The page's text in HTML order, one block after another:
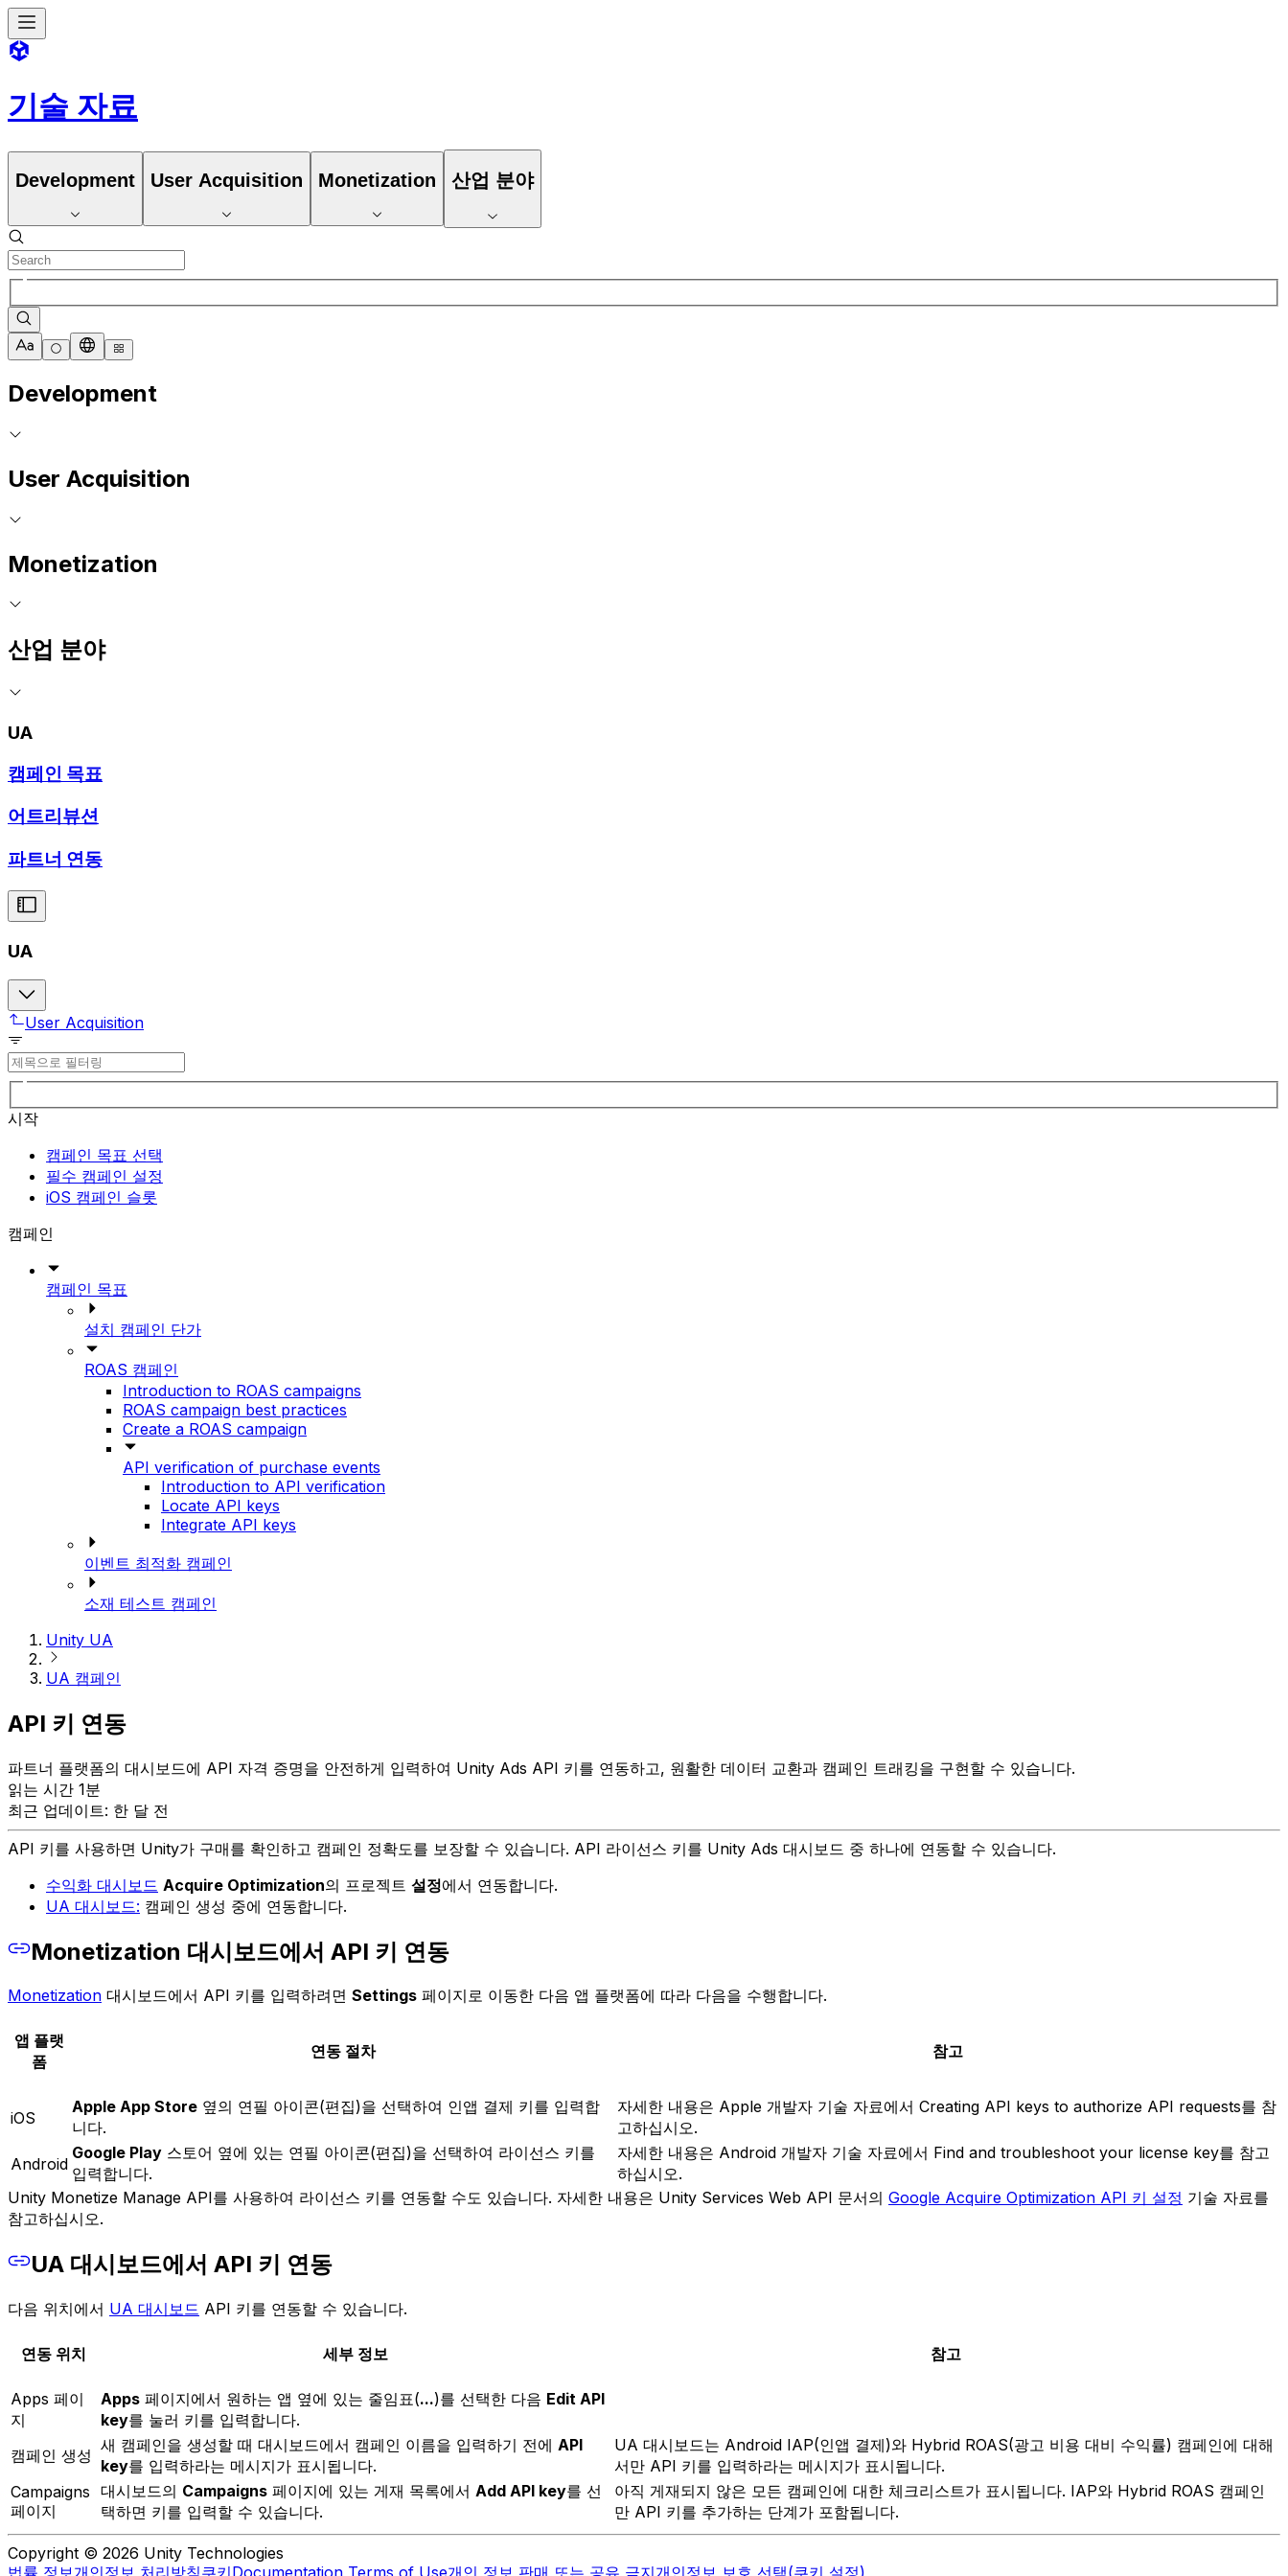
기술 자료
Development User Acquisition Monetization 산업 분야
Development
User Acquisition
Monetization
산업 분야
UA
캠페인 목표
어트리뷰션
파트너 연동
UA
User Acquisition
시작
캠페인 목표 선택
필수 캠페인 설정
iOS 캠페인 슬롯
캠페인
캠페인 목표
설치 캠페인 단가
ROAS 캠페인
Introduction to ROAS campaigns
ROAS campaign best practices
Create a ROAS campaign
API verification of purchase events
Introduction to API verification
Locate API keys
Integrate API keys
이벤트 최적화 캠페인
소재 테스트 캠페인
Unity UA
UA 캠페인
API 키 연동
파트너 플랫폼의 대시보드에 API 자격 증명을 안전하게 입력하여 Unity Ads API 키를 연동하고, 원활한 데이터 교환과 캠페인 트래킹을 구현할 수 있습니다.
읽는 시간 1분
최근 업데이트: 한 달 전
API 키를 사용하면 Unity가 구매를 확인하고 캠페인 정확도를 보장할 수 있습니다. API 라이선스 키를 Unity Ads 대시보드 중 하나에 연동할 수 있습니다.
수익화 대시보드 Acquire Optimization의 프로젝트 설정에서 연동합니다.
UA 대시보드: 캠페인 생성 중에 연동합니다.
Monetization 대시보드에서 API 키 연동
Monetization 대시보드에서 API 키를 입력하려면 Settings 페이지로 이동한 다음 앱 플랫폼에 따라 다음을 수행합니다.
앱 플랫
폼
연동 절차 참고
iOS
Apple App Store 옆의 연필 아이콘(편집)을 선택하여 인앱 결제 키를 입력합
니다.
자세한 내용은 Apple 개발자 기술 자료에서 Creating API keys to authorize API requests를 참
고하십시오.
Android
Google Play 스토어 옆에 있는 연필 아이콘(편집)을 선택하여 라이선스 키를
입력합니다.
자세한 내용은 Android 개발자 기술 자료에서 Find and troubleshoot your license key를 참고
하십시오.
Unity Monetize Manage API를 사용하여 라이선스 키를 연동할 수도 있습니다. 자세한 내용은 Unity Services Web API 문서의 Google Acquire Optimization API 키 설정 기술 자료를
참고하십시오.
UA 대시보드에서 API 키 연동
다음 위치에서 UA 대시보드 API 키를 연동할 수 있습니다.
연동 위치 세부 정보 참고
Apps 페이
지
Apps 페이지에서 원하는 앱 옆에 있는 줄임표(...)를 선택한 다음 Edit API
key를 눌러 키를 입력합니다.
캠페인 생성
새 캠페인을 생성할 때 대시보드에서 캠페인 이름을 입력하기 전에 API
key를 입력하라는 메시지가 표시됩니다.
UA 대시보드는 Android IAP(인앱 결제)와 Hybrid ROAS(광고 비용 대비 수익률) 캠페인에 대해
서만 API 키를 입력하라는 메시지가 표시됩니다.
Campaigns
페이지
대시보드의 Campaigns 페이지에 있는 게재 목록에서 Add API key를 선
택하면 키를 입력할 수 있습니다.
아직 게재되지 않은 모든 캠페인에 대한 체크리스트가 표시됩니다. IAP와 Hybrid ROAS 캠페인
만 API 키를 추가하는 단계가 포함됩니다.
Copyright © 2026 Unity Technologies